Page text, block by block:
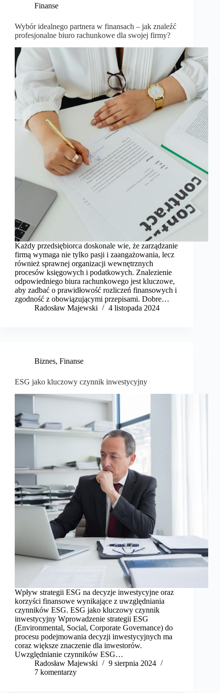
Finanse
Wybór idealnego partnera w finansach – jak znaleźć
profesjonalne biuro rachunkowe dla swojej firmy?
Każdy przedsiębiorca doskonale wie, że zarządzanie
firmą wymaga nie tylko pasji i zaangażowania, lecz
również sprawnej organizacji wewnętrznych
procesów księgowych i podatkowych. Znalezienie
odpowiedniego biura rachunkowego jest kluczowe,
aby zadbać o prawidłowość rozliczeń finansowych i
zgodność z obowiązującymi przepisami. Dobre…
Radosław Majewski
4 listopada 2024
Biznes, Finanse
ESG jako kluczowy czynnik inwestycyjny
Wpływ strategii ESG na decyzje inwestycyjne oraz
korzyści finansowe wynikające z uwzględniania
czynników ESG. ESG jako kluczowy czynnik
inwestycyjny Wprowadzenie strategii ESG
(Environmental, Social, Corporate Governance) do
procesu podejmowania decyzji inwestycyjnych ma
coraz większe znaczenie dla inwestorów.
Uwzględnianie czynników ESG…
Radosław Majewski
9 sierpnia 2024
7 komentarzy